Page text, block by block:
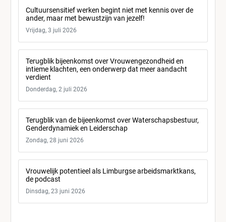
Cultuursensitief werken begint niet met kennis over de
ander, maar met bewustzijn van jezelf!
Vrijdag, 3 juli 2026
Terugblik bijeenkomst over Vrouwengezondheid en
intieme klachten, een onderwerp dat meer aandacht
verdient
Donderdag, 2 juli 2026
Terugblik van de bijeenkomst over Waterschapsbestuur,
Genderdynamiek en Leiderschap
Zondag, 28 juni 2026
Vrouwelijk potentieel als Limburgse arbeidsmarktkans,
de podcast
Dinsdag, 23 juni 2026